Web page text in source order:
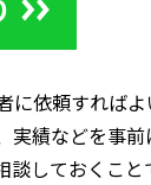
依頼すれば
実績などを事
しておくこ